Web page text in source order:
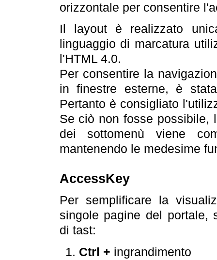
orizzontale per consentire
Il layout è realizzato
linguaggio di marcatura
l'HTML 4.0.
Per consentire la
in finestre esterne, è
Pertanto è consigliato
Se ciò non fosse possibile,
dei sottomenù viene
mantenendo le medesime
AccessKey
Per semplificare la
singole pagine del portale,
di tast:
Ctrl + ingrandimento